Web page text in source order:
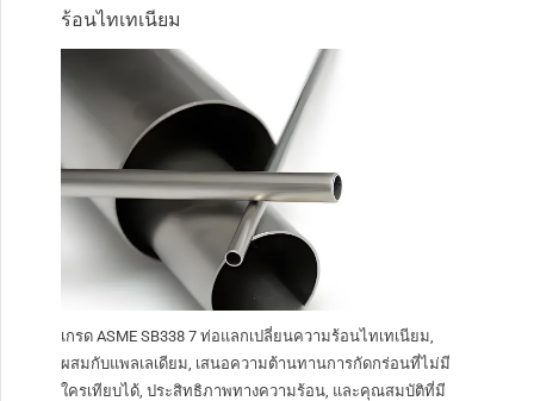
ร้อนไทเทเนียม
เกรด ASME SB338 7 ท่อแลกเปลี่ยนความร้อนไทเทเนียม,
ผสมกับแพลเลเดียม, เสนอความต้านทานการกัดกร่อนที่ไม่มี
ใครเทียบได้, ประสิทธิภาพทางความร้อน, และคุณสมบัติที่มี